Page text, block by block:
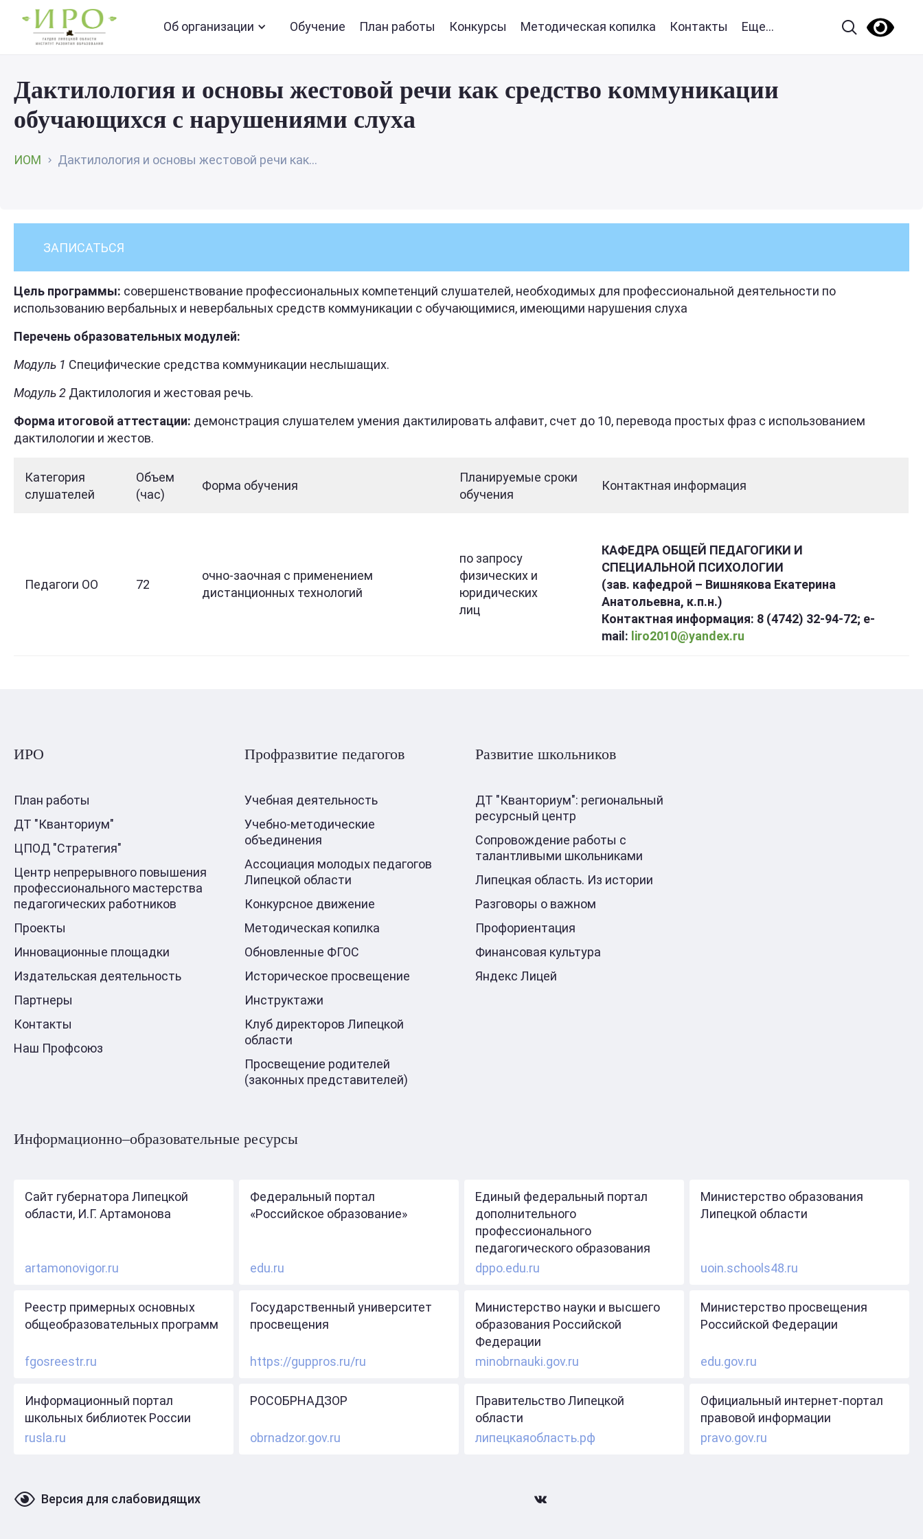
Об организации Обучение План работы Конкурсы Методическая копилка Контакты Еще...
Дактилология и основы жестовой речи как средство коммуникации
обучающихся с нарушениями слуха
ИОМ Дактилология и основы жестовой речи как...
ЗАПИСАТЬСЯ
Цель программы: совершенствование профессиональных компетенций слушателей, необходимых для профессиональной деятельности по
использованию вербальных и невербальных средств коммуникации с обучающимися, имеющими нарушения слуха
Перечень образовательных модулей:
Модуль 1 Специфические средства коммуникации неслышащих.
Модуль 2 Дактилология и жестовая речь.
Форма итоговой аттестации: демонстрация слушателем умения дактилировать алфавит, счет до 10, перевода простых фраз с использованием
дактилологии и жестов.
Категория
слушателей
Объем
(час)
Форма обучения
Планируемые сроки
обучения
Контактная информация
Педагоги ОО 72
очно-заочная с применением
дистанционных технологий
по запросу
физических и
юридических
лиц
КАФЕДРА ОБЩЕЙ ПЕДАГОГИКИ И
СПЕЦИАЛЬНОЙ ПСИХОЛОГИИ
(зав. кафедрой – Вишнякова Екатерина
Анатольевна, к.п.н.)
Контактная информация: 8 (4742) 32-94-72; e-
mail: liro2010@yandex.ru
ИРО
План работы
ДТ "Кванториум"
ЦПОД "Стратегия"
Центр непрерывного повышения
профессионального мастерства
педагогических работников
Проекты
Инновационные площадки
Издательская деятельность
Партнеры
Контакты
Наш Профсоюз
Профразвитие педагогов
Учебная деятельность
Учебно-методические
объединения
Ассоциация молодых педагогов
Липецкой области
Конкурсное движение
Методическая копилка
Обновленные ФГОС
Историческое просвещение
Инструктажи
Клуб директоров Липецкой
области
Просвещение родителей
(законных представителей)
Развитие школьников
ДТ "Кванториум": региональный
ресурсный центр
Сопровождение работы с
талантливыми школьниками
Липецкая область. Из истории
Разговоры о важном
Профориентация
Финансовая культура
Яндекс Лицей
Информационно–образовательные ресурсы
Сайт губернатора Липецкой
области, И.Г. Артамонова
artamonovigor.ru
Федеральный портал
«Российское образование»
edu.ru
Единый федеральный портал
дополнительного
профессионального
педагогического образования
dppo.edu.ru
Министерство образования
Липецкой области
uoin.schools48.ru
Реестр примерных основных
общеобразовательных программ
fgosreestr.ru
Государственный университет
просвещения
https://guppros.ru/ru
Министерство науки и высшего
образования Российской
Федерации
minobrnauki.gov.ru
Министерство просвещения
Российской Федерации
edu.gov.ru
Информационный портал
школьных библиотек России
rusla.ru
РОСОБРНАДЗОР
obrnadzor.gov.ru
Правительство Липецкой
области
липецкаяобласть.рф
Официальный интернет-портал
правовой информации
pravo.gov.ru
Версия для слабовидящих